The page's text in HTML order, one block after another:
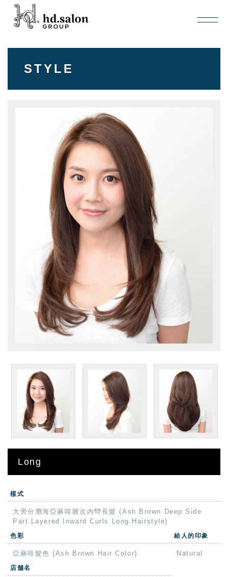
STYLE
Long
樣式
大旁分瀏海亞麻啡層次內彎長髮 (Ash Brown Deep Side
Part Layered Inward Curls Long Hairstyle)
色彩 給人的印象
亞麻啡髮色 (Ash Brown Hair Color) Natural
店舗名